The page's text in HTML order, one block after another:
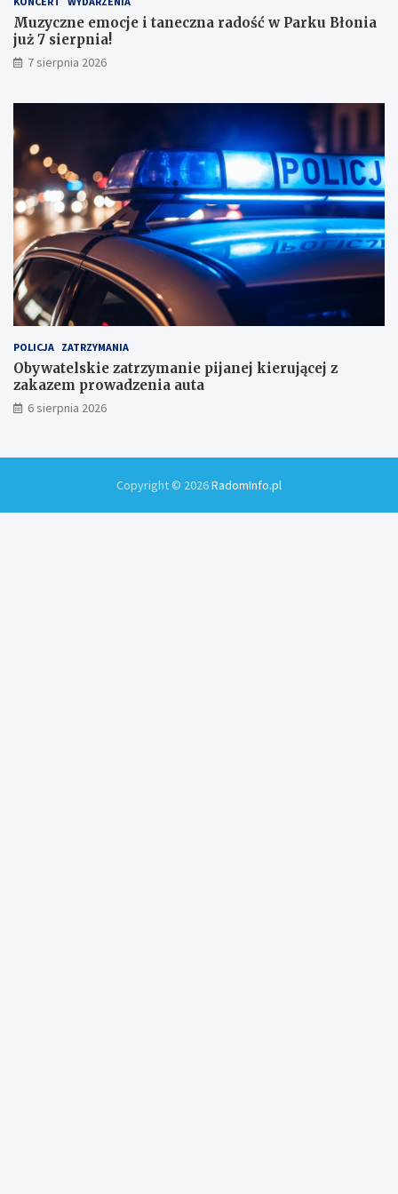
m
i
w
y
k
a
m
Muzyczne emocje i taneczna radość w Parku Błonia
już 7 sierpnia!
7 sierpnia 2026
POLICJA ZATRZYMANIA
Obywatelskie zatrzymanie pijanej kierującej z
zakazem prowadzenia auta
6 sierpnia 2026
Copyright © 2026RadomInfo.pl